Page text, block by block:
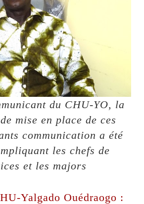
du CHU-YO, la
mise en place de ces
communication a été
les chefs de
et les majors
Yalgado Ouédraogo :